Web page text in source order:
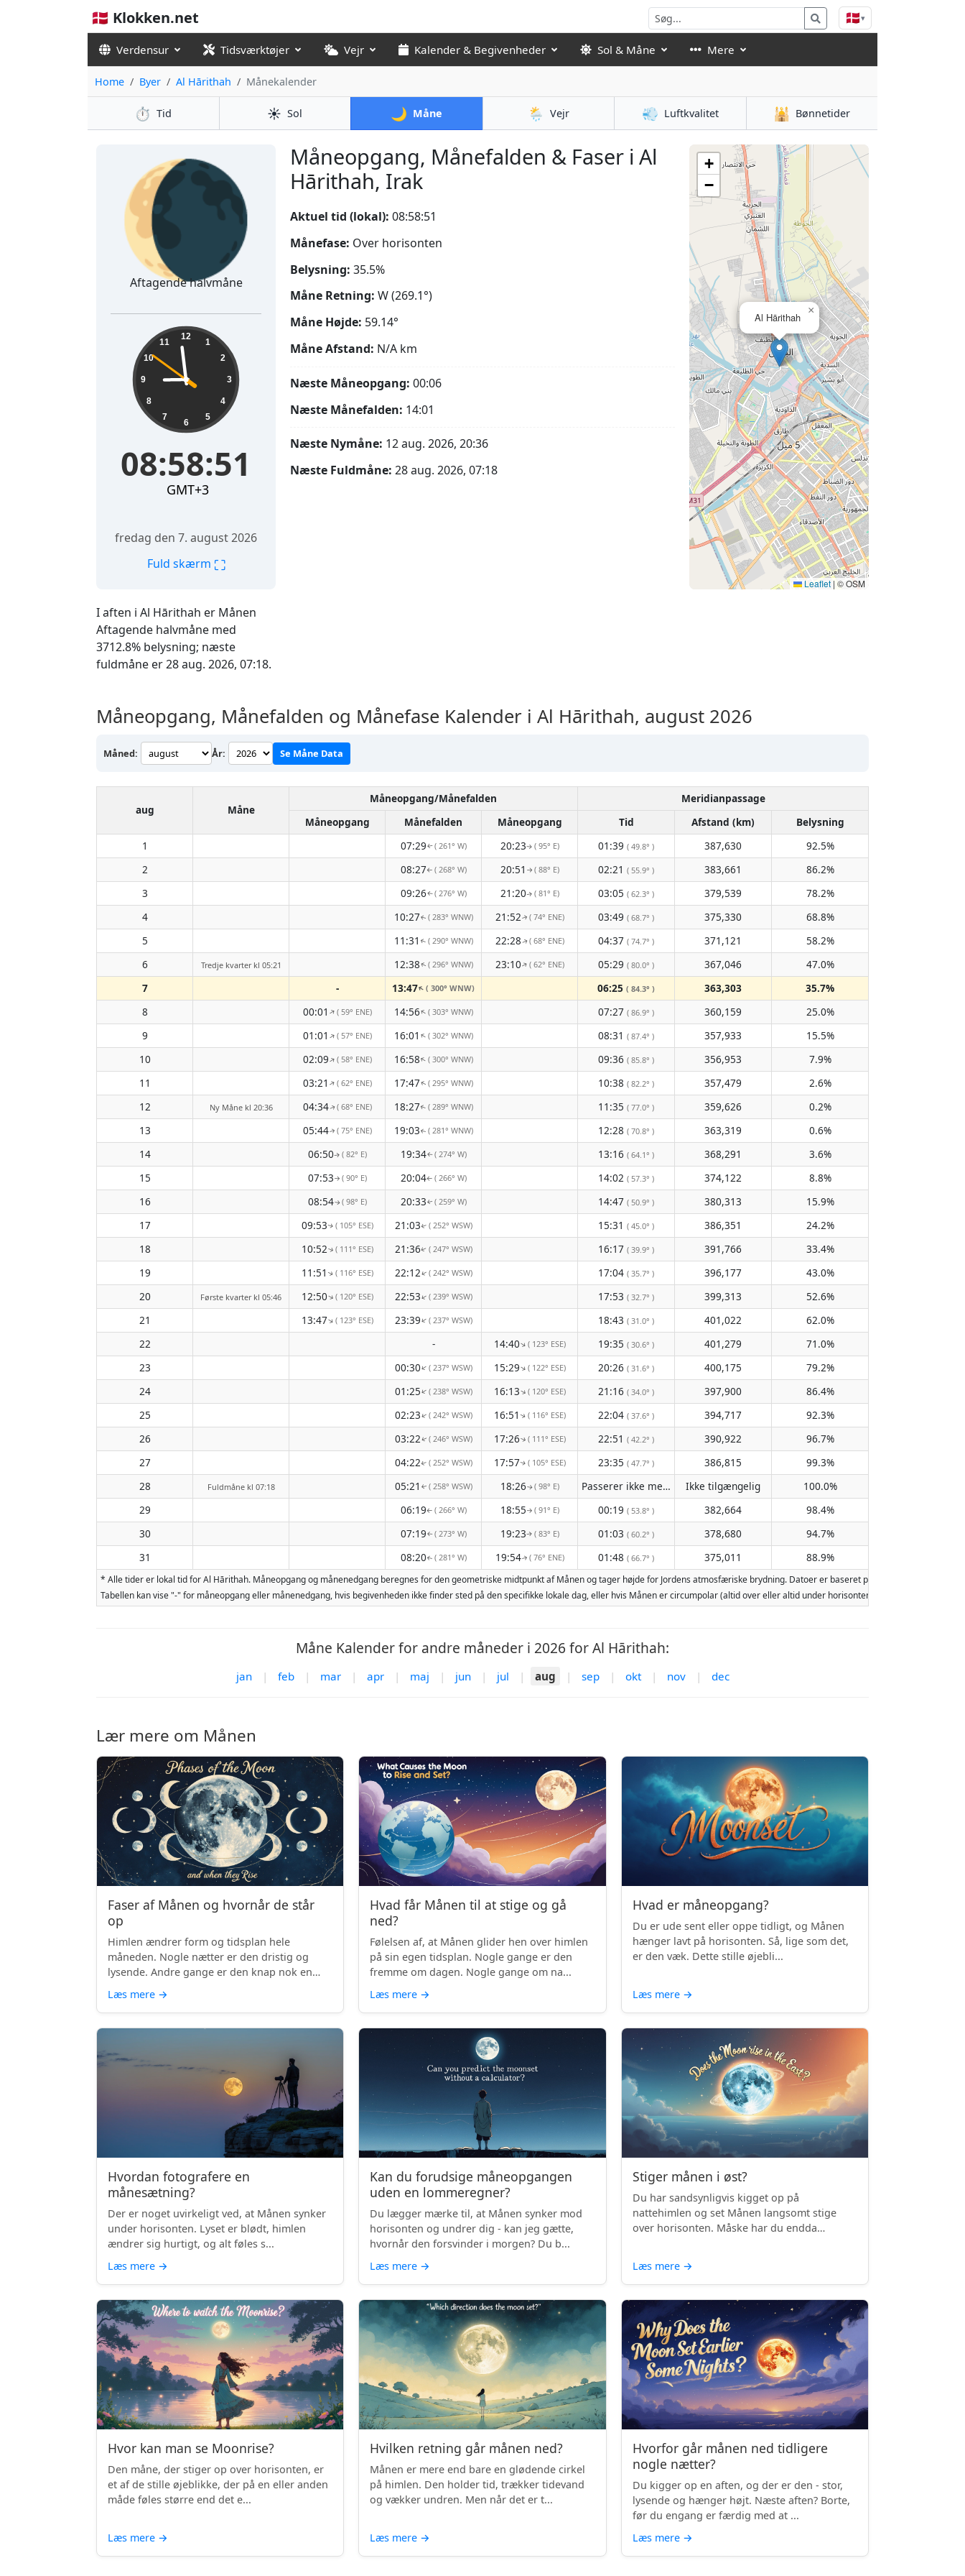
🇩🇰 Klokken.net 🇩🇰▾
Verdensur Tidsværktøjer Vejr Kalender & Begivenheder Sol & Måne Mere
Home Byer Al Hārithah Månekalender
⏱️ Tid ☀️ Sol 🌙 Måne 🌦️ Vejr 💨 Luftkvalitet 🕌 Bønnetider
Måneopgang, Månefalden & Faser i Al
Hārithah, Irak
I aften i Al Hārithah er Månen
Aftagende halvmåne med
3712.8% belysning; næste
fuldmåne er 28 aug. 2026, 07:18.
🌘
Aftagende halvmåne
08:58:52 12
1
2
3
4
5
6
7
8
9
10
11
08:58:52
GMT+3
fredag den 7. august 2026
Fuld skærm ⛶
Aktuel tid (lokal): 08:58:52
Månefase: Over horisonten
Belysning: 35.5%
Måne Retning: W (269.1°)
Måne Højde: 59.14°
Måne Afstand: N/A km
Næste Måneopgang: 00:06
Næste Månefalden: 14:01
Næste Nymåne: 12 aug. 2026, 20:36
Næste Fuldmåne: 28 aug. 2026, 07:18
Al Hārithah
×
+
−
Leaflet | © OSM
Måneopgang, Månefalden og Månefase Kalender i Al Hārithah, august 2026
Måned: År: Se Måne Data
aug Måne
Måneopgang/Månefalden
Meridianpassage
Måneopgang
Månefalden Måneopgang Tid Afstand (km)
Belysning
1
07:29↑( 261° W) 20:23↑ ( 95° E) 01:39 ( 49.8° ) 387,630
92.5%
2
08:27↑ ( 268° W) 20:51 ↑ ( 88° E) 02:21 ( 55.9° ) 383,661
86.2%
3
09:26↑( 276° W) 21:20↑( 81° E) 03:05 ( 62.3° ) 379,539
78.2%
4
10:27↑( 283° WNW) 21:52↑( 74° ENE) 03:49 ( 68.7° ) 375,330
68.8%
5
11:31 ↑( 290° WNW) 22:28↑( 68° ENE) 04:37 ( 74.7° ) 371,121
58.2%
6
Tredje kvarter kl 05:21 12:38↑( 296° WNW) 23:10↑( 62° ENE) 05:29 ( 80.0° ) 367,046
47.0%
7
- 13:47↑( 300° WNW) 06:25 ( 84.3° ) 363,303
35.7%
8
00:01↑( 59° ENE) 14:56↑( 303° WNW) 07:27 ( 86.9° ) 360,159
25.0%
9
01:01↑( 57° ENE) 16:01↑( 302° WNW) 08:31 ( 87.4° ) 357,933
15.5%
10
02:09↑( 58° ENE) 16:58↑( 300° WNW) 09:36 ( 85.8° ) 356,953
7.9%
11
03:21 ↑( 62° ENE) 17:47↑( 295° WNW) 10:38 ( 82.2° ) 357,479
2.6%
12
Ny Måne kl 20:36 04:34↑( 68° ENE) 18:27↑( 289° WNW) 11:35 ( 77.0° ) 359,626
0.2%
13
05:44↑( 75° ENE) 19:03↑( 281° WNW) 12:28 ( 70.8° ) 363,319
0.6%
14
06:50↑( 82° E) 19:34↑ ( 274° W) 13:16 ( 64.1° ) 368,291
3.6%
15
07:53↑ ( 90° E) 20:04↑ ( 266° W) 14:02 ( 57.3° ) 374,122
8.8%
16
08:54↑( 98° E) 20:33↑( 259° W) 14:47 ( 50.9° ) 380,313
15.9%
17
09:53↑( 105° ESE) 21:03↑( 252° WSW) 15:31 ( 45.0° ) 386,351
24.2%
18
10:52↑( 111° ESE) 21:36↑( 247° WSW) 16:17 ( 39.9° ) 391,766
33.4%
19
11:51 ↑( 116° ESE) 22:12↑( 242° WSW) 17:04 ( 35.7° ) 396,177
43.0%
20
Første kvarter kl 05:46 12:50↑( 120° ESE) 22:53↑( 239° WSW) 17:53 ( 32.7° ) 399,313
52.6%
21
13:47↑( 123° ESE) 23:39↑( 237° WSW) 18:43 ( 31.0° ) 401,022
62.0%
22
- 14:40↑( 123° ESE) 19:35 ( 30.6° ) 401,279
71.0%
23
00:30↑( 237° WSW) 15:29↑( 122° ESE) 20:26 ( 31.6° ) 400,175
79.2%
24
01:25↑( 238° WSW) 16:13↑( 120° ESE) 21:16 ( 34.0° ) 397,900
86.4%
25
02:23↑( 242° WSW) 16:51 ↑( 116° ESE) 22:04 ( 37.6° ) 394,717
92.3%
26
03:22↑( 246° WSW) 17:26↑( 111° ESE) 22:51 ( 42.2° ) 390,922
96.7%
27
04:22↑( 252° WSW) 17:57↑( 105° ESE) 23:35 ( 47.7° ) 386,815
99.3%
28
Fuldmåne kl 07:18 05:21 ↑( 258° WSW) 18:26↑( 98° E) Passerer ikke meridianen ( Ikke tilgængelig )
Ikke tilgængelig
100.0%
29
06:19↑ ( 266° W) 18:55↑ ( 91° E) 00:19 ( 53.8° ) 382,664
98.4%
30
07:19↑ ( 273° W) 19:23↑ ( 83° E) 01:03 ( 60.2° ) 378,680
94.7%
31
08:20↑( 281° W) 19:54↑( 76° ENE) 01:48 ( 66.7° ) 375,011 88.9%
* Alle tider er lokal tid for Al Hārithah. Måneopgang og månenedgang beregnes for den geometriske midtpunkt af Månen og tager højde for Jordens atmosfæriske brydning. Datoer er baseret på den gregorianske
Tabellen kan vise "-" for måneopgang eller månenedgang, hvis begivenheden ikke finder sted på den specifikke lokale dag, eller hvis Månen er circumpolar (altid over eller altid under horisonten). To måneopgange
Måne Kalender for andre måneder i 2026 for Al Hārithah:
jan | feb | mar | apr | maj | jun | jul | aug | sep | okt | nov | dec
Lær mere om Månen
Faser af Månen og hvornår de står
op
Himlen ændrer form og tidsplan hele
måneden. Nogle nætter er den dristig og
lysende. Andre gange er den knap nok en
Læs mere →
Hvad får Månen til at stige og gå
ned?
Følelsen af, at Månen glider hen over himlen
på sin egen tidsplan. Nogle gange er den
fremme om dagen. Nogle gange om na...
Læs mere →
Hvad er måneopgang?
Du er ude sent eller oppe tidligt, og Månen
hænger lavt på horisonten. Så, lige som det,
er den væk. Dette stille øjebli...
Læs mere →
Hvordan fotografere en
månesætning?
Der er noget uvirkeligt ved, at Månen synker
under horisonten. Lyset er blødt, himlen
ændrer sig hurtigt, og alt føles s...
Læs mere →
Kan du forudsige måneopgangen
uden en lommeregner?
Du lægger mærke til, at Månen synker mod
horisonten og undrer dig - kan jeg gætte,
hvornår den forsvinder i morgen? Du b...
Læs mere →
Stiger månen i øst?
Du har sandsynligvis kigget op på
nattehimlen og set Månen langsomt stige
over horisonten. Måske har du endda
Læs mere →
Hvor kan man se Moonrise?
Den måne, der stiger op over horisonten, er
et af de stille øjeblikke, der på en eller anden
måde føles større end det e...
Læs mere →
Hvilken retning går månen ned?
Månen er mere end bare en glødende cirkel
på himlen. Den holder tid, trækker tidevand
og vækker undren. Men når det er t...
Læs mere →
Hvorfor går månen ned tidligere
nogle nætter?
Du kigger op en aften, og der er den - stor,
lysende og hænger højt. Næste aften? Borte,
før du engang er færdig med at ...
Læs mere →